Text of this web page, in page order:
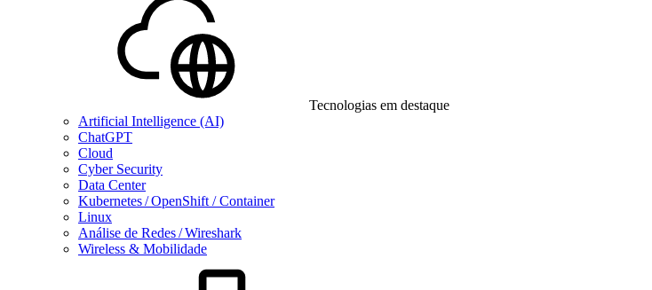
Tecnologias em destaque
Artificial Intelligence (AI)
ChatGPT
Cloud
Cyber Security
Data Center
Kubernetes / OpenShift / Container
Linux
Análise de Redes / Wireshark
Wireless & Mobilidade